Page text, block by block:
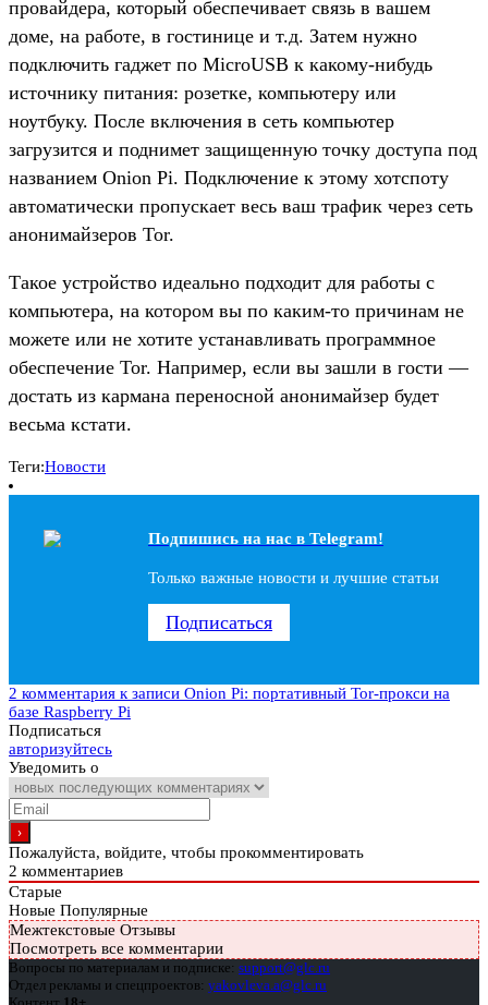
провайдера, который обеспечивает связь в вашем
доме, на работе, в гостинице и т.д. Затем нужно
подключить гаджет по MicroUSB к какому-нибудь
источнику питания: розетке, компьютеру или
ноутбуку. После включения в сеть компьютер
загрузится и поднимет защищенную точку доступа под
названием Onion Pi. Подключение к этому хотспоту
автоматически пропускает весь ваш трафик через сеть
анонимайзеров Tor.
Такое устройство идеально подходит для работы с
компьютера, на котором вы по каким-то причинам не
можете или не хотите устанавливать программное
обеспечение Tor. Например, если вы зашли в гости —
достать из кармана переносной анонимайзер будет
весьма кстати.
Теги:Новости
Подпишись на наc в Telegram!
Только важные новости и лучшие статьи
Подписаться
2 комментария к записи Onion Pi: портативный Tor-прокси на
базе Raspberry Pi
Подписаться
авторизуйтесь
Уведомить о
Пожалуйста, войдите, чтобы прокомментировать
2 комментариев
Старые
Новые Популярные
Межтекстовые Отзывы
Посмотреть все комментарии
Вопросы по материалам и подписке: support@glc.ru
Отдел рекламы и спецпроектов: yakovleva.a@glc.ru